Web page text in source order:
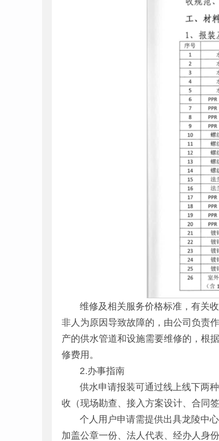
维修及相关服务价格标准，有关
非人为原因导致故障的，由公司负责
产的供水管道和设施需要维修的，根
修费用。
2.办事指南
供水申请报装可通过线上线下两
收（现场勘查、接入方案设计、合同
个人用户申请需提供出具龙陵中
加盖公章一份、法人代表、经办人身